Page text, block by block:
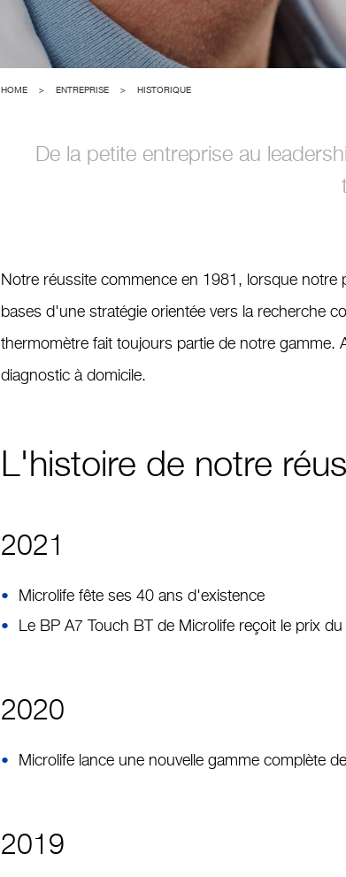
HOME > ENTREPRISE > HISTORIQUE
De la petite entreprise au
Notre réussite commence en 1981, lorsque
bases d'une stratégie orientée vers la recherche
thermomètre fait toujours partie de notre
diagnostic à domicile.
L'histoire de notre
2021
Microlife fête ses 40 ans d'existence
Le BP A7 Touch BT de Microlife reçoit le prix
2020
Microlife lance une nouvelle gamme complète
2019